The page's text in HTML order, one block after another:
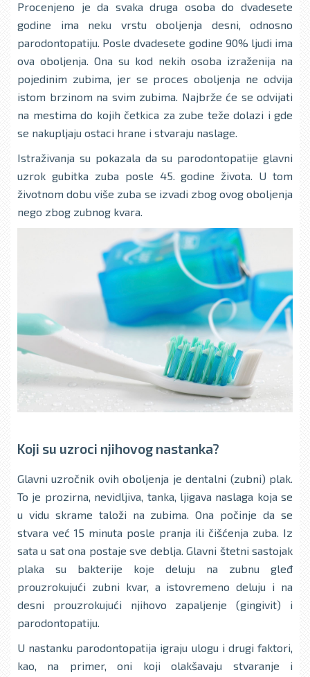
Procenjeno je da svaka druga osoba do dvadesete
godine ima neku vrstu obolјenja desni, odnosno
parodontopatiju. Posle dvadesete godine 90% lјudi ima
ova obolјenja. Ona su kod nekih osoba izraženija na
pojedinim zubima, jer se proces obolјenja ne odvija
istom brzinom na svim zubima. Najbrže će se odvijati
na mestima do kojih četkica za zube teže dolazi i gde
se nakuplјaju ostaci hrane i stvaraju naslage.
Istraživanja su pokazala da su parodontopatije glavni
uzrok gubitka zuba posle 45. godine života. U tom
životnom dobu više zuba se izvadi zbog ovog obolјenja
nego zbog zubnog kvara.
Koji su uzroci njihovog nastanka?
Glavni uzročnik ovih obolјenja je dentalni (zubni) plak.
To je prozirna, nevidlјiva, tanka, lјigava naslaga koja se
u vidu skrame taloži na zubima. Ona počinje da se
stvara već 15 minuta posle pranja ili čišćenja zuba. Iz
sata u sat ona postaje sve deblјa. Glavni štetni sastojak
plaka su bakterije koje deluju na zubnu gleđ
prouzrokujući zubni kvar, a istovremeno deluju i na
desni prouzrokujući njihovo zapalјenje (gingivit) i
parodontopatiju.
U nastanku parodontopatija igraju ulogu i drugi faktori,
kao, na primer, oni koji olakšavaju stvaranje i